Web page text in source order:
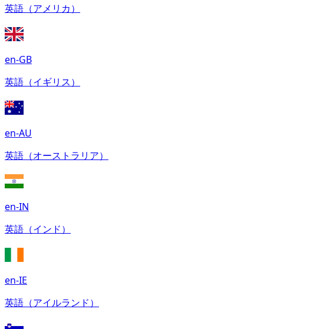
英語（アメリカ）
en-GB
英語（イギリス）
en-AU
英語（オーストラリア）
en-IN
英語（インド）
en-IE
英語（アイルランド）